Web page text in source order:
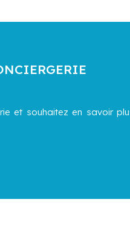
et souhaitez en savoir